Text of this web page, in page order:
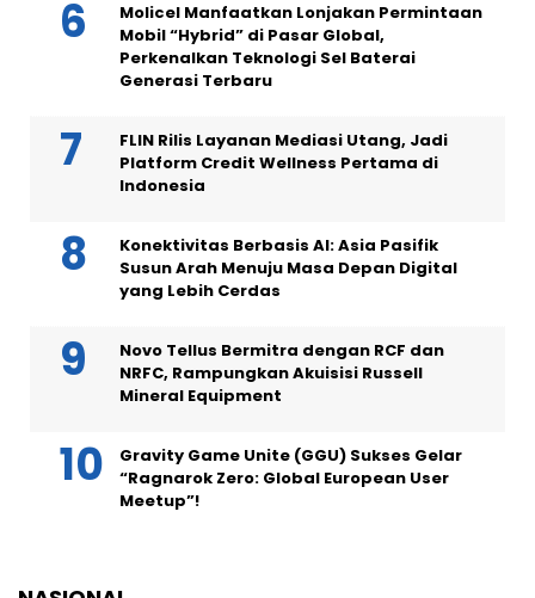
Molicel Manfaatkan Lonjakan Permintaan
Mobil “Hybrid” di Pasar Global,
Perkenalkan Teknologi Sel Baterai
Generasi Terbaru
FLIN Rilis Layanan Mediasi Utang, Jadi
Platform Credit Wellness Pertama di
Indonesia
Konektivitas Berbasis AI: Asia Pasifik
Susun Arah Menuju Masa Depan Digital
yang Lebih Cerdas
Novo Tellus Bermitra dengan RCF dan
NRFC, Rampungkan Akuisisi Russell
Mineral Equipment
Gravity Game Unite (GGU) Sukses Gelar
“Ragnarok Zero: Global European User
Meetup”!